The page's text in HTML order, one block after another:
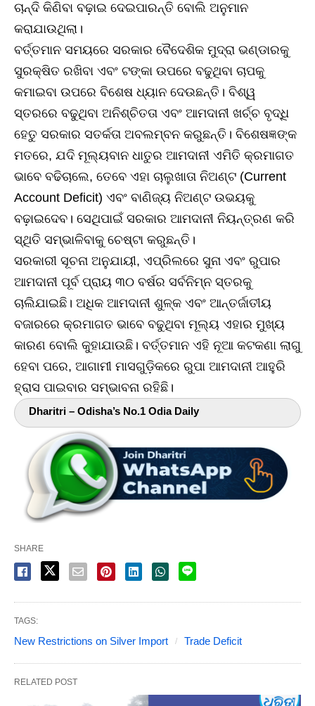
ଚାନ୍ଦି କିଣିବା ବଢ଼ାଇ ଦେଇପାରନ୍ତି ବୋଲି ଅନୁମାନ
କରାଯାଉଥିଲା।
ବର୍ତ୍ତମାନ ସମୟରେ ସରକାର ବୈଦେଶିକ ମୁଦ୍ରା ଭଣ୍ଡାରକୁ
ସୁରକ୍ଷିତ ରଖିବା ଏବଂ ଟଙ୍କା ଉପରେ ବଢୁଥିବା ଚାପକୁ
କମାଇବା ଉପରେ ବିଶେଷ ଧ୍ୟାନ ଦେଉଛନ୍ତି। ବିଶ୍ୱ
ସ୍ତରରେ ବଢୁଥିବା ଅନିଶ୍ଚିତତା ଏବଂ ଆମଦାନୀ ଖର୍ଚ୍ଚ ବୃଦ୍ଧି
ହେତୁ ସରକାର ସତର୍କତା ଅବଲମ୍ବନ କରୁଛନ୍ତି। ବିଶେଷଜ୍ଞଙ୍କ
ମତରେ, ଯଦି ମୂଲ୍ୟବାନ ଧାତୁର ଆମଦାନୀ ଏମିତି କ୍ରମାଗତ
ଭାବେ ବଢିଚାଲେ, ତେବେ ଏହା ଚାଲୁଖାତା ନିଅଣ୍ଟ (Current
Account Deficit) ଏବଂ ବାଣିଜ୍ୟ ନିଅଣ୍ଟ ଉଭୟକୁ
ବଢ଼ାଇଦେବ। ସେଥିପାଇଁ ସରକାର ଆମଦାନୀ ନିୟନ୍ତ୍ରଣ କରି
ସ୍ଥିତି ସମ୍ଭାଳିବାକୁ ଚେଷ୍ଟା କରୁଛନ୍ତି।
ସରକାରୀ ସୂଚନା ଅନୁଯାୟୀ, ଏପ୍ରିଲରେ ସୁନା ଏବଂ ରୁପାର
ଆମଦାନୀ ପୂର୍ବ ପ୍ରାୟ ୩୦ ବର୍ଷର ସର୍ବନିମ୍ନ ସ୍ତରକୁ
ଚାଲିଯାଇଛି। ଅଧିକ ଆମଦାନୀ ଶୁଳ୍କ ଏବଂ ଆନ୍ତର୍ଜାତୀୟ
ବଜାରରେ କ୍ରମାଗତ ଭାବେ ବଢୁଥିବା ମୂଲ୍ୟ ଏହାର ମୁଖ୍ୟ
କାରଣ ବୋଲି କୁହାଯାଉଛି। ବର୍ତ୍ତମାନ ଏହି ନୂଆ କଟକଣା ଲାଗୁ
ହେବା ପରେ, ଆଗାମୀ ମାସଗୁଡ଼ିକରେ ରୁପା ଆମଦାନୀ ଆହୁରି
ହ୍ରାସ ପାଇବାର ସମ୍ଭାବନା ରହିଛି।
Dharitri – Odisha’s No.1 Odia Daily
SHARE
TAGS:
New Restrictions on Silver Import Trade Deficit
RELATED POST